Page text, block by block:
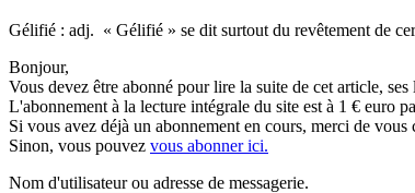
Gélifié : adj. « Gélifié » se dit surtout du revêtement de
Bonjour,
Vous devez être abonné pour lire la suite de cet article, ses
L'abonnement à la lecture intégrale du site est à 1 € euro
Si vous avez déjà un abonnement en cours, merci de
Sinon, vous pouvez vous abonner ici.
Nom d'utilisateur ou adresse de messagerie.